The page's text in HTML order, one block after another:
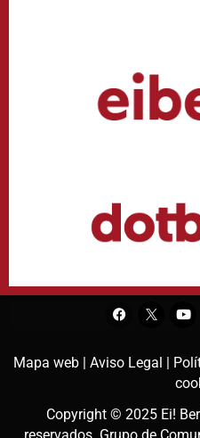
Mapa web | Aviso Legal |
Copyright © 2025 Ei!